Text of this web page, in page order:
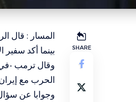
SHARE
المسار : قال
بينما أكد
وقال ترمب -
الحرب مع
وجوابا عن